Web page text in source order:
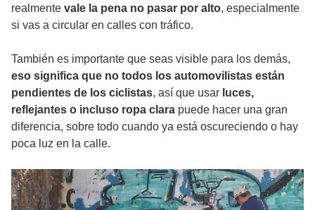
realmente vale la pena no pasar por alto, especialmente
si vas a circular en calles con tráfico.
También es importante que seas visible para los demás,
eso significa que no todos los automovilistas están
pendientes de los ciclistas, así que usar luces,
reflejantes o incluso ropa clara puede hacer una gran
diferencia, sobre todo cuando ya está oscureciendo o hay
poca luz en la calle.